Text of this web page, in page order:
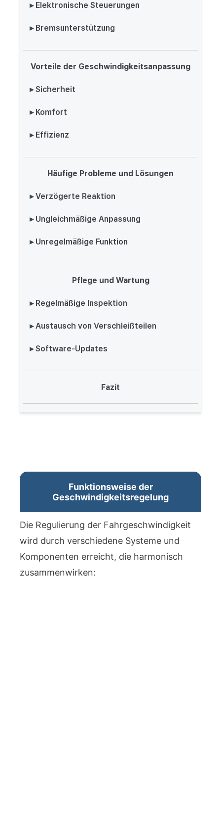
▸ Elektronische Steuerungen
▸ Bremsunterstützung
Vorteile der Geschwindigkeitsanpassung
▸ Sicherheit
▸ Komfort
▸ Effizienz
Häufige Probleme und Lösungen
▸ Verzögerte Reaktion
▸ Ungleichmäßige Anpassung
▸ Unregelmäßige Funktion
Pflege und Wartung
▸ Regelmäßige Inspektion
▸ Austausch von Verschleißteilen
▸ Software-Updates
Fazit
Funktionsweise der
Geschwindigkeitsregelung
Die Regulierung der Fahrgeschwindigkeit
wird durch verschiedene Systeme und
Komponenten erreicht, die harmonisch
zusammenwirken: